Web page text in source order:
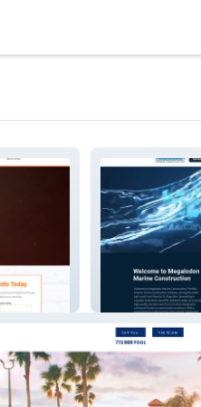
Megalodon MC